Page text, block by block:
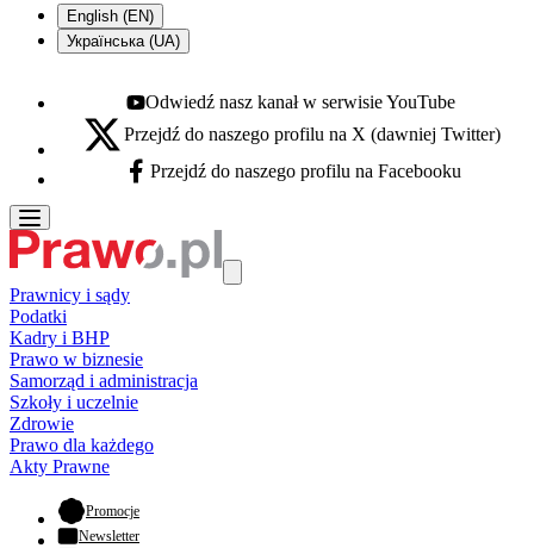
English (EN)
Українська (UA)
Youtube - otwiera się w nowej karcie
Odwiedź nasz kanał w serwisie YouTube
X - otwiera się w nowej karcie
Przejdź do naszego profilu na X (dawniej Twitter)
Facebook - otwiera się w nowej karcie
Przejdź do naszego profilu na Facebooku
Prawnicy i sądy
Podatki
Kadry i BHP
Prawo w biznesie
Samorząd i administracja
Szkoły i uczelnie
Zdrowie
Prawo dla każdego
Akty Prawne
Promocje- otwiera się w nowej karcie
Newsletter